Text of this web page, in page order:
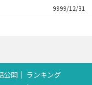
9999/12/31
公開
ランキング